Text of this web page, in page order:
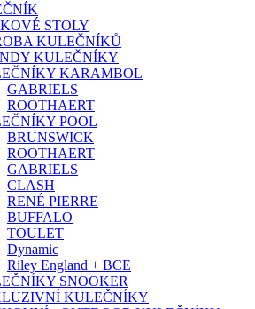
STOLY
KULEČNÍKŮ
KULEČNÍKY
KARAMBOL
GABRIELS
ROOTHAERT
POOL
BRUNSWICK
ROOTHAERT
GABRIELS
CLASH
RENÉ PIERRE
BUFFALO
TOULET
Dynamic
Riley England + BCE
SNOOKER
KULEČNÍKY